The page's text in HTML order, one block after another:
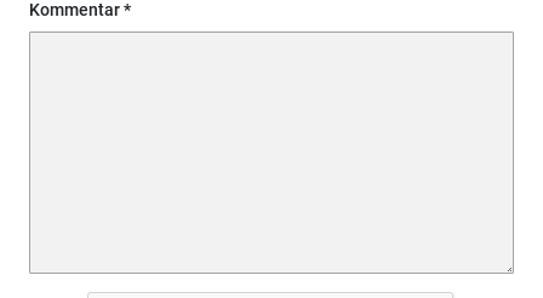
Kommentar